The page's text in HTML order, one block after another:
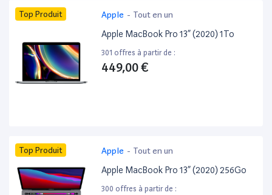
Top Produit Apple - Tout en un
Apple MacBook Pro 13” (2020) 1To
301 offres à partir de :
449,00 €
Top Produit Apple - Tout en un
Apple MacBook Pro 13” (2020) 256Go
300 offres à partir de :